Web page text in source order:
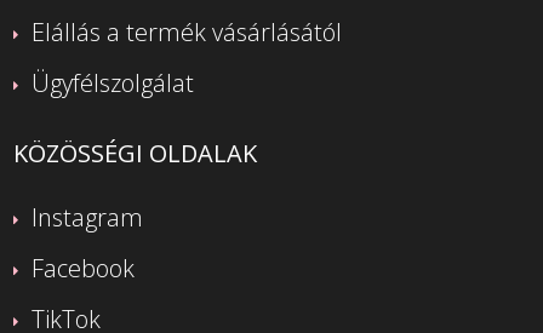
Elállás a termék vásárlásától
Ügyfélszolgálat
KÖZÖSSÉGI OLDALAK
Instagram
Facebook
TikTok